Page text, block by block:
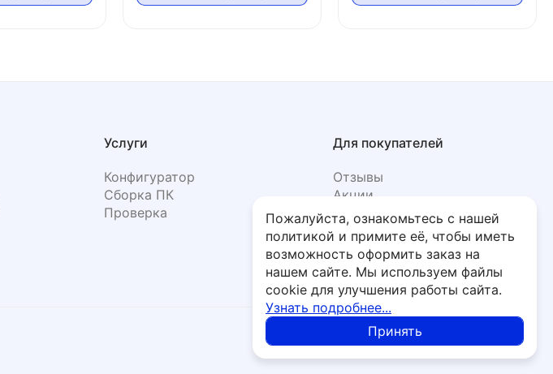
Услуги
Конфигуратор
Сборка ПК
Проверка
Для покупателей
Отзывы
Акции
Фото
Политика обработки персональных данных
Пожалуйста, ознакомьтесь с нашей
политикой и примите её, чтобы иметь
возможность оформить заказ на
нашем сайте. Мы используем файлы
cookie для улучшения работы сайта.
Узнать подробнее...
Принять